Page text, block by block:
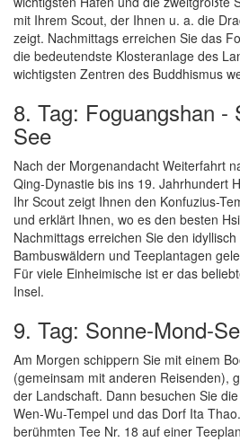
mit Ihrem Scout, der Ihnen u. a. die
zeigt. Nachmittags erreichen Sie das
die bedeutendste Klosteranlage des
wichtigsten Zentren des Buddhismus
8. Tag: Foguangshan -
See
Nach der Morgenandacht Weiterfahrt
Qing-Dynastie bis ins 19. Jahrhundert
Ihr Scout zeigt Ihnen den Konfuzius-
und erklärt Ihnen, wo es den besten
Nachmittags erreichen Sie den
Bambuswäldern und Teeplantagen
Für viele Einheimische ist er das
Insel.
9. Tag: Sonne-Mond-
Am Morgen schippern Sie mit einem
(gemeinsam mit anderen Reisenden),
der Landschaft. Dann besuchen Sie
Wen-Wu-Tempel und das Dorf Ita
berühmten Tee Nr. 18 auf einer